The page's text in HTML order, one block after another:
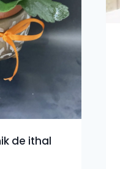
de ithal